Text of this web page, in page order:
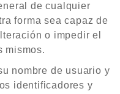
de cualquier
forma sea capaz de
o impedir el
mismos.
nombre de usuario y
identificadores y